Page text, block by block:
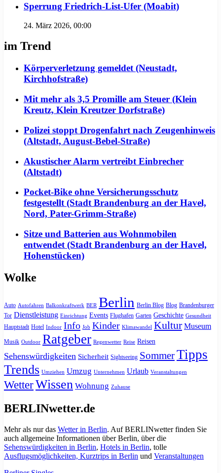
Sperrung Friedrich-List-Ufer (Moabit)
24. März 2026, 00:00
im Trend
Körperverletzung gemeldet (Neustadt,
Kirchhofstraße)
Mit mehr als 3,5 Promille am Steuer (Klein
Kreutz, Klein Kreutzer Dorfstraße)
Polizei stoppt Drogenfahrt nach Zeugenhinweis
(Altstadt, August-Bebel-Straße)
Akustischer Alarm vertreibt Einbrecher
(Altstadt)
Pocket-Bike ohne Versicherungsschutz
festgestellt (Stadt Brandenburg an der Havel,
Nord, Pater-Grimm-Straße)
Sitze und Batterien aus Wohnmobilen
entwendet (Stadt Brandenburg an der Havel,
Hohenstücken)
Wolke
Auto Autofahren Balkonkraftwerk BER Berlin Berlin Blog Blog Brandenburger
Tor Dienstleistung Einrichtung Events Flughafen Garten Geschichte Gesundheit
Hauptstadt Hotel Indoor Info Job Kinder Klimawandel Kultur Museum
Musik Outdoor Ratgeber Regenwetter Reise Reisen
Sehenswürdigkeiten Sicherheit Sightseeing SommerTipps
Trends Umziehen Umzug Unternehmen Urlaub Veranstaltungen
WetterWissen Wohnung Zuhause
BERLINwetter.de
Mehr als nur das Wetter in Berlin. Auf BERLINwetter finden Sie
auch allgemeine Informationen über Berlin, über die
Sehenswürdigkeiten in Berlin, Hotels in Berlin, tolle
Ausflugsmöglichkeiten, Kurztrips in Berlin und Veranstaltungen